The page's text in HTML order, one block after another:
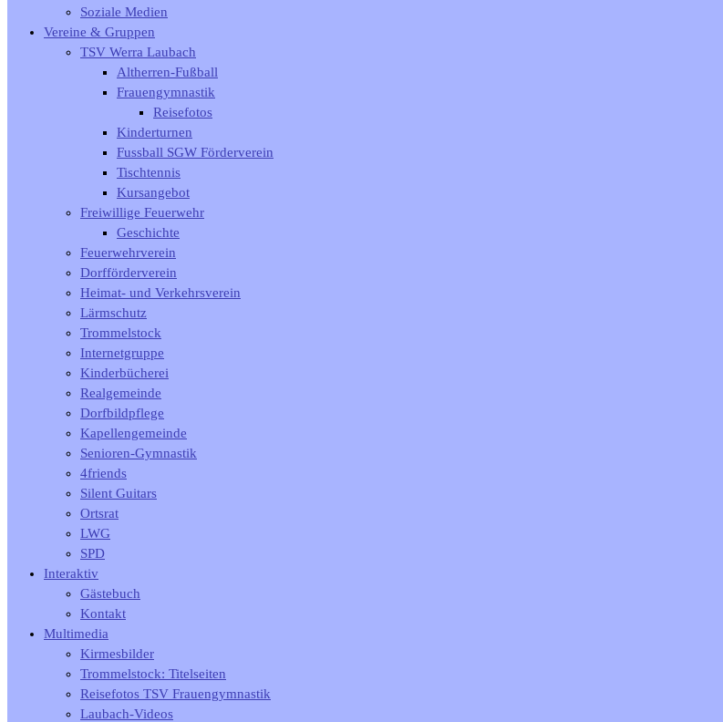
Soziale Medien
Vereine & Gruppen
TSV Werra Laubach
Altherren-Fußball
Frauengymnastik
Reisefotos
Kinderturnen
Fussball SGW Förderverein
Tischtennis
Kursangebot
Freiwillige Feuerwehr
Geschichte
Feuerwehrverein
Dorfförderverein
Heimat- und Verkehrsverein
Lärmschutz
Trommelstock
Internetgruppe
Kinderbücherei
Realgemeinde
Dorfbildpflege
Kapellengemeinde
Senioren-Gymnastik
4friends
Silent Guitars
Ortsrat
LWG
SPD
Interaktiv
Gästebuch
Kontakt
Multimedia
Kirmesbilder
Trommelstock: Titelseiten
Reisefotos TSV Frauengymnastik
Laubach-Videos